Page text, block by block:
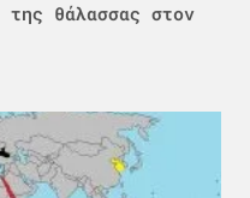
της θάλασσας στον